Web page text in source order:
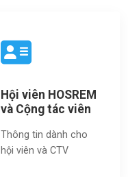
Hội viên HOSREM
và Cộng tác viên
Thông tin dành cho
hội viên và CTV